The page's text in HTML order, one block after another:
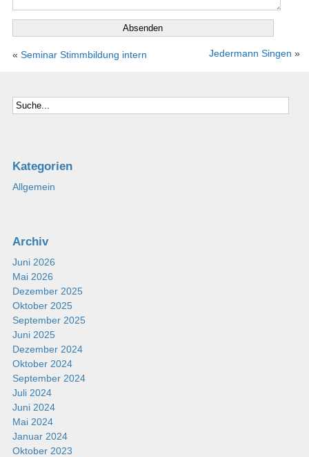
« Seminar Stimmbildung intern Jedermann Singen »
Kategorien
Allgemein
Archiv
Juni 2026
Mai 2026
Dezember 2025
Oktober 2025
September 2025
Juni 2025
Dezember 2024
Oktober 2024
September 2024
Juli 2024
Juni 2024
Mai 2024
Januar 2024
Oktober 2023